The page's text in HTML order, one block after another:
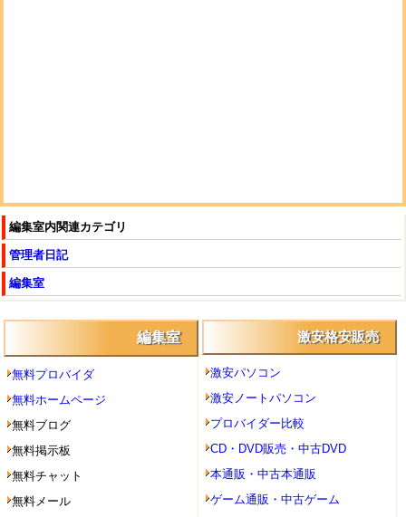
編集室内関連カテゴリ
管理者日記
編集室
編集室
無料プロバイダ
無料ホームページ
無料ブログ
無料掲示板
無料チャット
無料メール
激安格安販売
激安パソコン
激安ノートパソコン
プロバイダー比較
CD・DVD販売・中古DVD
本通販・中古本通販
ゲーム通販・中古ゲーム